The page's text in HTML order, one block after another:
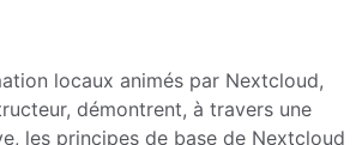
locaux animés par Nextcloud,
démontrent, à travers une
les principes de base de Nextcloud